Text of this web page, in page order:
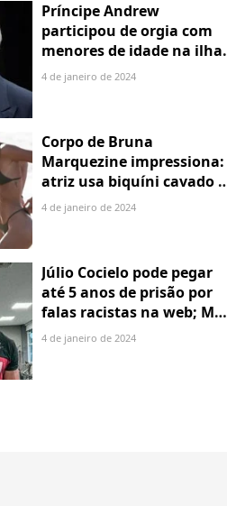
Príncipe Andrew
participou de orgia com
menores de idade na ilha
de Jeffrey Epstein, chefe de
4 de janeiro de 2024
Corpo de Bruna
Marquezine impressiona:
atriz usa biquíni cavado e
body chain ao chegar em
4 de janeiro de 2024
Júlio Cocielo pode pegar
até 5 anos de prisão por
falas racistas na web; MPF
identificou 9 posts com
4 de janeiro de 2024